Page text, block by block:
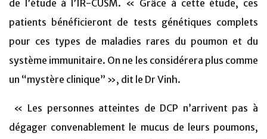
de l’étude à l’IR-CUSM. « Grâce à cette étude, ces
patients bénéficieront de tests génétiques complets
pour ces types de maladies rares du poumon et du
système immunitaire. On ne les considérera plus comme
un “mystère clinique” », dit le Dr Vinh.
« Les personnes atteintes de DCP n’arrivent pas à
dégager convenablement le mucus de leurs poumons,